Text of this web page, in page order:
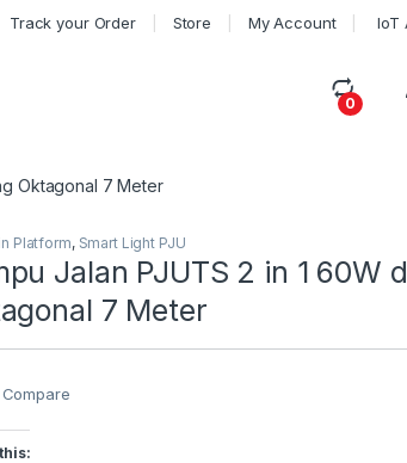
Track your Order Store My Account IoT
0
Oktagonal 7 Meter
Platform, Smart Light PJU
Jalan PJUTS 2 in 1 60W
7 Meter
Compare